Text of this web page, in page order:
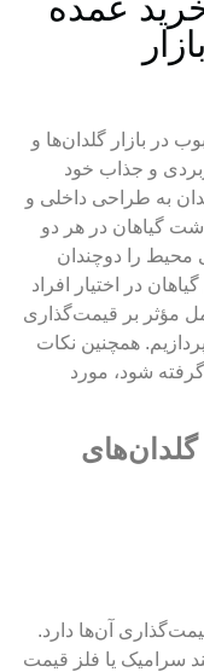
در بازار گلدان‌ها و
و جذاب خود
به طراحی داخلی و
گیاهان در هر دو
محیط را دوچندان
در اختیار افراد
مؤثر بر قیمت‌گذاری
همچنین نکات
شود، مورد
آن‌ها دارد.
سرامیک یا فلز قیمت